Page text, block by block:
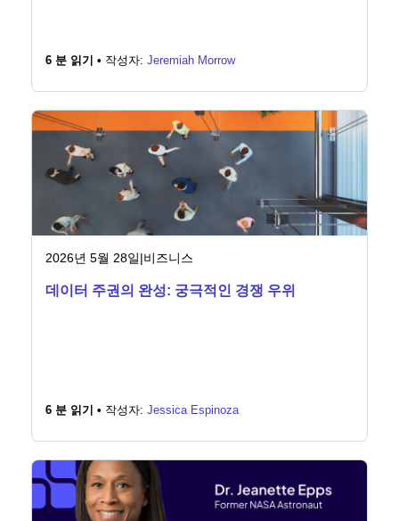
6 분 읽기 • 작성자: Jeremiah Morrow
2026년 5월 28일|비즈니스
데이터 주권의 완성: 궁극적인 경쟁 우위
6 분 읽기 • 작성자: Jessica Espinoza